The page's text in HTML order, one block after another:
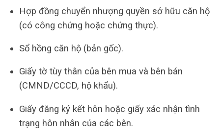
Hợp đồng chuyển nhượng quyền sở hữu căn hộ
(có công chứng hoặc chứng thực).
Sổ hồng căn hộ (bản gốc).
Giấy tờ tùy thân của bên mua và bên bán
(CMND/CCCD, hộ khẩu).
Giấy đăng ký kết hôn hoặc giấy xác nhận tình
trạng hôn nhân của các bên.